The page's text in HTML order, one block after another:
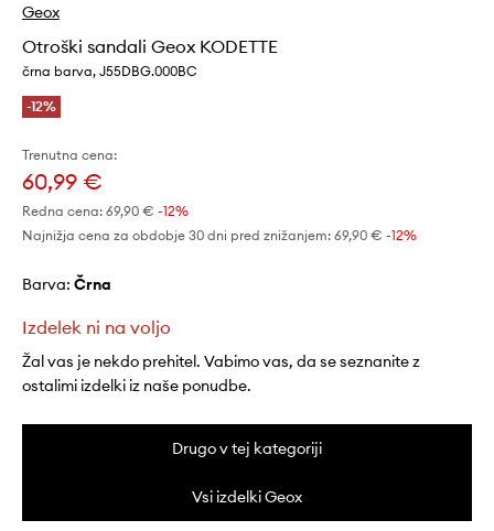
Geox
Otroški sandali Geox KODETTE
črna barva, J55DBG.000BC
-12%
Trenutna cena:
60,99 €
Redna cena: 69,90 € -12%
Najnižja cena za obdobje 30 dni pred znižanjem: 69,90 € -12%
Barva: črna
Izdelek ni na voljo
Žal vas je nekdo prehitel. Vabimo vas, da se seznanite z
ostalimi izdelki iz naše ponudbe.
Drugo v tej kategoriji
Vsi izdelki Geox